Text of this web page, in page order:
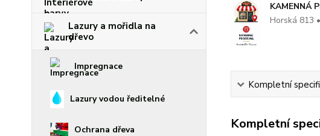
Lazury a mořidla na
dřevo
Impregnace
Lazury vodou ředitelné
Ochrana dřeva
KAMENNÁ
Horská 813
Kompletní
Kompletní